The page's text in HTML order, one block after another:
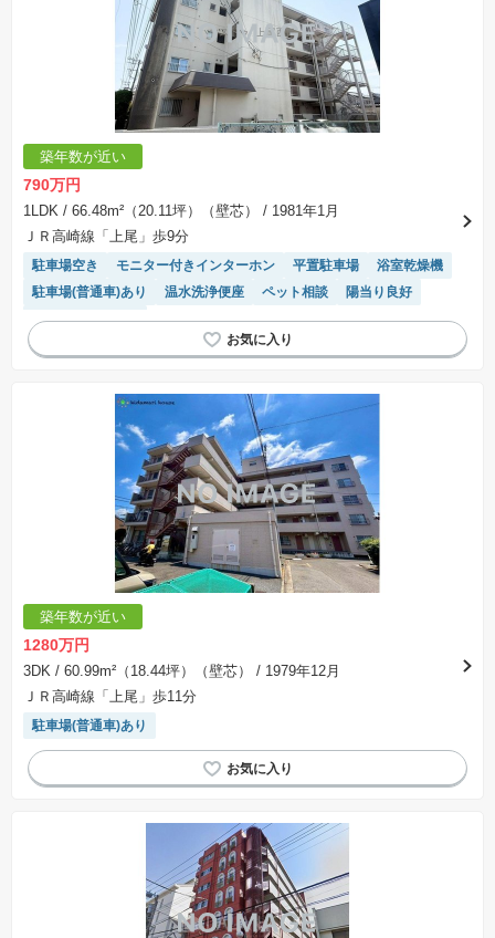
築年数が近い
790万円
1LDK / 66.48m²（20.11坪）（壁芯）
/ 1981年1月
ＪＲ高崎線「上尾」歩9分
駐車場空き モニター付きインターホン 平置駐車場
浴室乾燥機
駐車場(普通車)あり
温水洗浄便座 ペット相談
陽当り良好
システムキッチン
築年数が近い
1280万円
3DK / 60.99m²（18.44坪）（壁芯）
/ 1979年12月
ＪＲ高崎線「上尾」歩11分
駐車場(普通車)あり